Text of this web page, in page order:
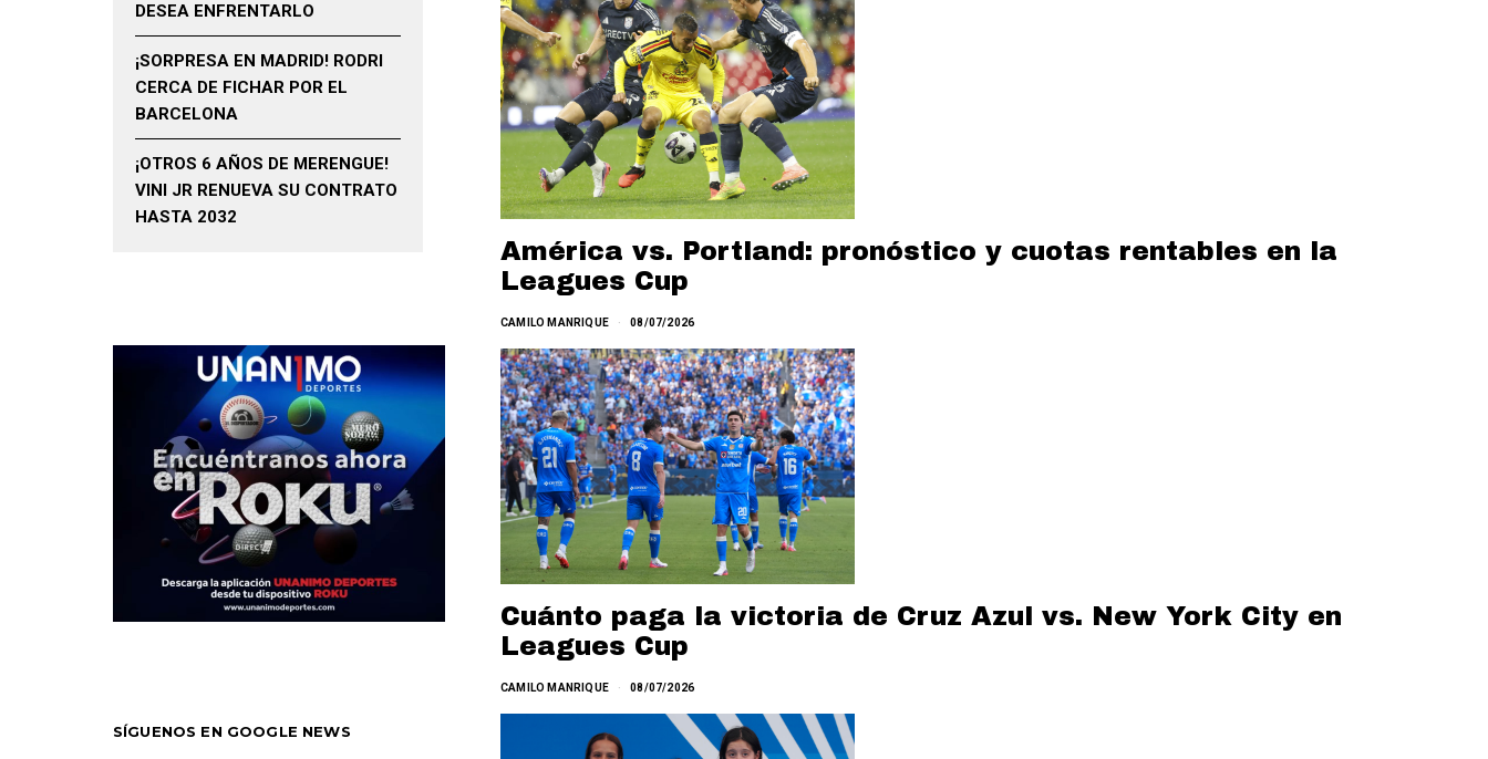
América vs. Portland: pronóstico y cuotas rentables en la
Leagues Cup
CAMILO MANRIQUE 08/07/2026
Cuánto paga la victoria de Cruz Azul vs. New York City en
Leagues Cup
CAMILO MANRIQUE 08/07/2026
DESEA ENFRENTARLO
¡SORPRESA EN MADRID! RODRI
CERCA DE FICHAR POR EL
BARCELONA
¡OTROS 6 AÑOS DE MERENGUE!
VINI JR RENUEVA SU CONTRATO
HASTA 2032
SÍGUENOS EN GOOGLE NEWS